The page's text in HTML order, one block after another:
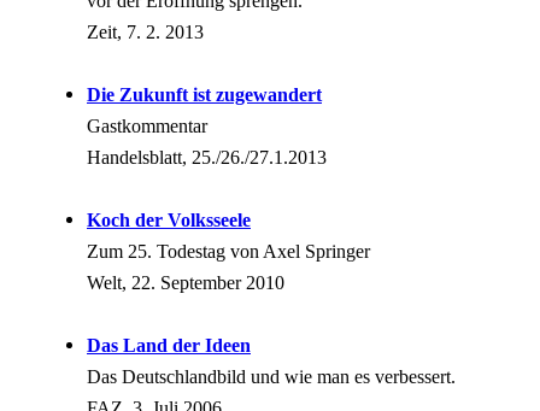
Zeit, 7. 2. 2013
Die Zukunft ist zugewandert
Gastkommentar
Handelsblatt, 25./26./27.1.2013
Koch der Volksseele
Zum 25. Todestag von Axel Springer
Welt, 22. September 2010
Das Land der Ideen
Das Deutschlandbild und wie man es verbessert.